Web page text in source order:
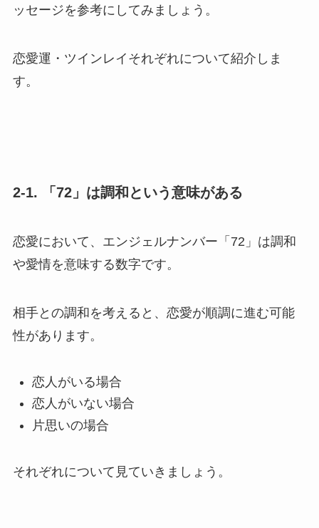
ッセージを参考にしてみましょう。
恋愛運・ツインレイそれぞれについて紹介しま
す。
2-1. 「72」は調和という意味がある
恋愛において、エンジェルナンバー「72」は調和
や愛情を意味する数字です。
相手との調和を考えると、恋愛が順調に進む可能
性があります。
恋人がいる場合
恋人がいない場合
片思いの場合
それぞれについて見ていきましょう。